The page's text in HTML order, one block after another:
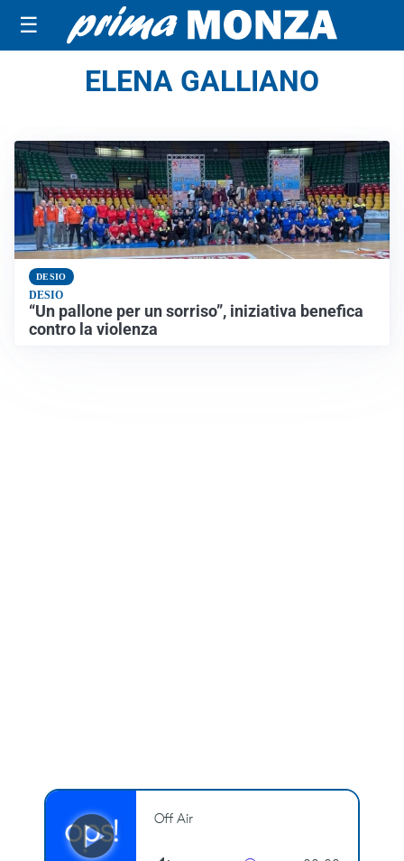
☰
ELENA GALLIANO
DESIO
DESIO
“Un pallone per un sorriso”, iniziativa benefica
contro la violenza